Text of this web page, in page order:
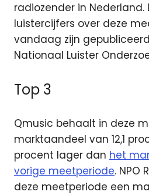
radiozender in Nederland.
luistercijfers over deze
vandaag zijn
Nationaal Luister
Top 3
Qmusic behaalt in deze
marktaandeel van 12,1
procent lager dan het
vorige meetperiode. NPO
deze meetperiode een